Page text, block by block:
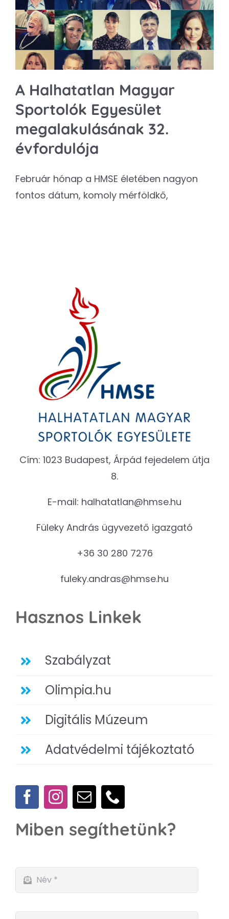
Kapcsolat
SEARCH
FOR:
A Halhatatlan Magyar
Sportolók Egyesület
megalakulásának 32.
évfordulója
Február hónap a HMSE életében nagyon
fontos dátum, komoly mérföldkő,
Cím: 1023 Budapest, Árpád fejedelem útja
8.
E-mail: halhatatlan@hmse.hu
Füleky András ügyvezető igazgató
+36 30 280 7276
fuleky.andras@hmse.hu
Hasznos Linkek
Szabályzat
Olimpia.hu
Digitális Múzeum
Adatvédelmi tájékoztató
Miben segíthetünk?